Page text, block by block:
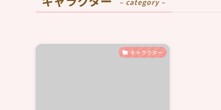
– category –
キャラクター